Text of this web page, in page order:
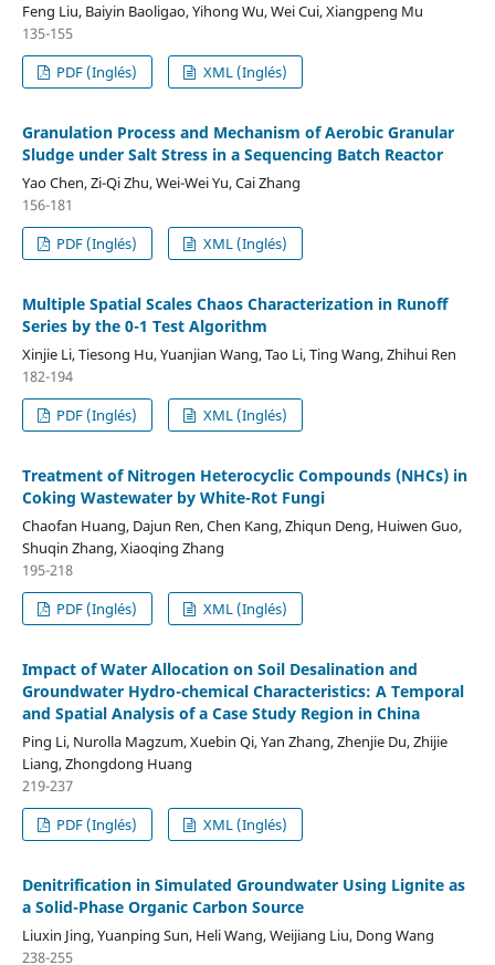
Feng Liu, Baiyin Baoligao, Yihong Wu, Wei Cui, Xiangpeng Mu
135-155
PDF (Inglés)
XML (Inglés)
Granulation Process and Mechanism of Aerobic Granular
Sludge under Salt Stress in a Sequencing Batch Reactor
Yao Chen, Zi-Qi Zhu, Wei-Wei Yu, Cai Zhang
156-181
PDF (Inglés)
XML (Inglés)
Multiple Spatial Scales Chaos Characterization in Runoff
Series by the 0-1 Test Algorithm
Xinjie Li, Tiesong Hu, Yuanjian Wang, Tao Li, Ting Wang, Zhihui Ren
182-194
PDF (Inglés)
XML (Inglés)
Treatment of Nitrogen Heterocyclic Compounds (NHCs) in
Coking Wastewater by White-Rot Fungi
Chaofan Huang, Dajun Ren, Chen Kang, Zhiqun Deng, Huiwen Guo,
Shuqin Zhang, Xiaoqing Zhang
195-218
PDF (Inglés)
XML (Inglés)
Impact of Water Allocation on Soil Desalination and
Groundwater Hydro-chemical Characteristics: A Temporal
and Spatial Analysis of a Case Study Region in China
Ping Li, Nurolla Magzum, Xuebin Qi, Yan Zhang, Zhenjie Du, Zhijie
Liang, Zhongdong Huang
219-237
PDF (Inglés)
XML (Inglés)
Denitrification in Simulated Groundwater Using Lignite as
a Solid-Phase Organic Carbon Source
Liuxin Jing, Yuanping Sun, Heli Wang, Weijiang Liu, Dong Wang
238-255